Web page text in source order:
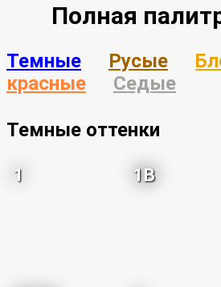
Полная
Темные Русые
красные
Седые
Темные оттенки
1 1B